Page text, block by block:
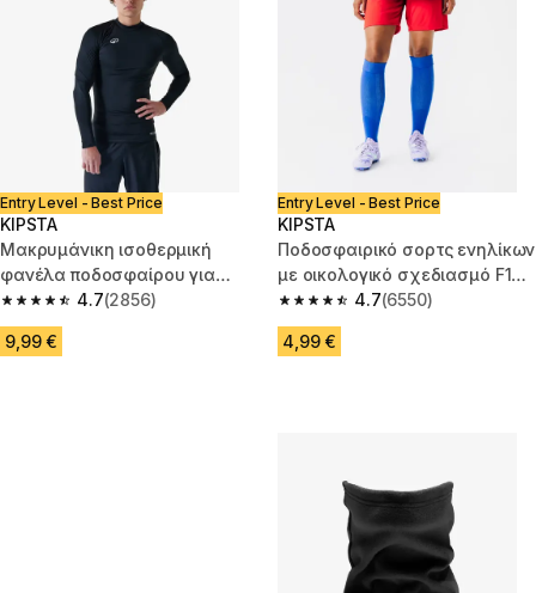
Entry Level - Best Price
KIPSTA
Μακρυμάνικη ισοθερμική
φανέλα ποδοσφαίρου για
ενήλικες Keepcomfort 500 -
Μαύρο
4.7
4.7 out of 5 stars from 2856 reviews
(2856)
9,99 €
Entry Level - Best Price
KIPSTA
Ποδοσφαιρικό σορτς ενηλίκων
με οικολογικό σχεδιασμό F100
- Κόκκινο 4.7
4.7 out of 5 stars from 6550
(6550)
4,99 €